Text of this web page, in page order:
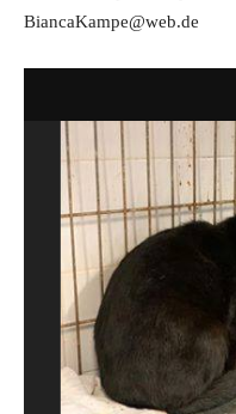
BiancaKampe@web.de